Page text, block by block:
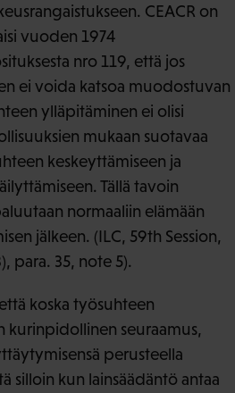
CEACR on
vuoden 1974
nro 119, että jos
ei voida katsoa muodostuvan
ylläpitäminen ei olisi
mukaan suotavaa
keskeyttämiseen ja
Tällä tavoin
normaaliin elämään
jälkeen. (ILC, 59th Session,
para. 35, note 5).
koska työsuhteen
kurinpidollinen seuraamus,
perusteella
silloin kun lainsäädäntö antaa